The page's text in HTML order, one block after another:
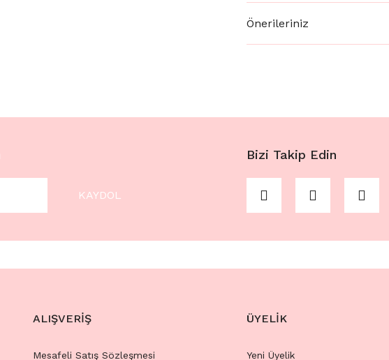
Önerileriniz
KAYDOL
Bizi Takip Edin
ALIŞVERİŞ
Mesafeli Satış Sözleşmesi
ÜYELİK
Yeni Üyelik